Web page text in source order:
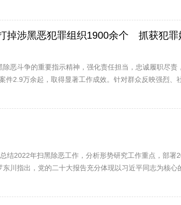
掉涉黑恶犯罪组织1900余个 抓获犯罪
恶斗争的重要指示精神，强化责任担当，忠诚履职尽
2.9万余起，取得显著工作成效。针对群众反映强烈、
结2022年扫黑除恶工作，分析形势研究工作重点，部
川指出，党的二十大报告充分体现以习近平同志为核